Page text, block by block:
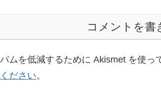
コメントを書
ムを低減するために Akismet を使っ
ださい。